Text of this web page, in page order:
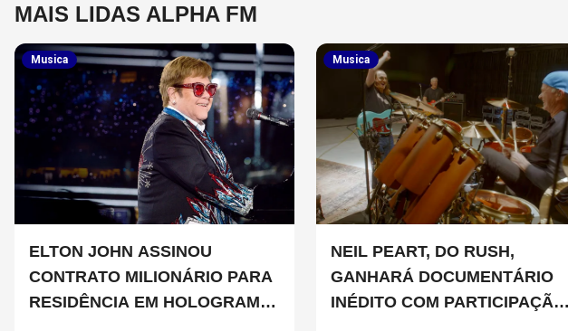
MAIS LIDAS ALPHA FM
Musica
ELTON JOHN ASSINOU
CONTRATO MILIONÁRIO PARA
RESIDÊNCIA EM HOLOGRAMA,
Musica
NEIL PEART, DO RUSH,
GANHARÁ DOCUMENTÁRIO
INÉDITO COM PARTICIPAÇÃO